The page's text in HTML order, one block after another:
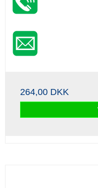
264,00 DKK